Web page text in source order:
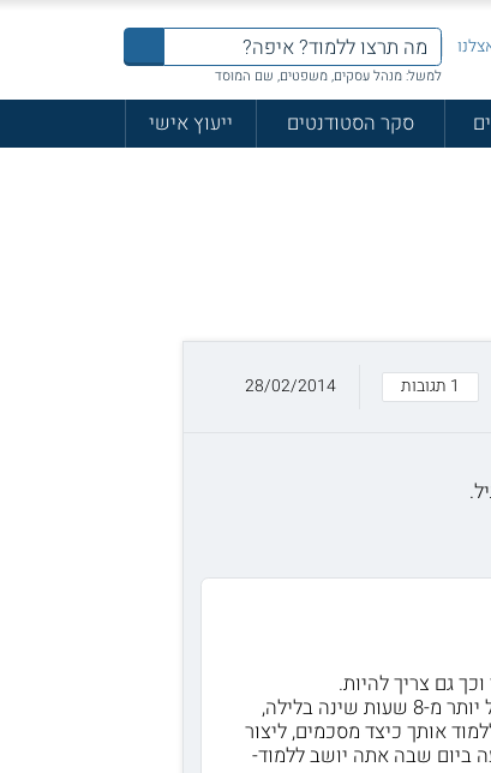
למשל: מנהל עסקים, משפטים, שם המוסד
סקר הסטודנטים ייעוץ אישי
1 תגובות 28/02/2014
גם צריך להיות.
המלצתי אליך היא לנסות ולמצוא דרכים אחרות להיות מרוכז יותר בלימודים כגון: להקפיד על יותר מ-8 שעות שינה בלילה,
אותך כיצד מסכמים, ליצור
ביום שבה אתה יושב ללמוד-